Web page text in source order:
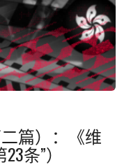
篇）：《维
条”）